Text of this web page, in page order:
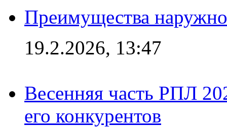
Преимущества
19.2.2026, 13:47
Весенняя часть РПЛ
его конкурентов